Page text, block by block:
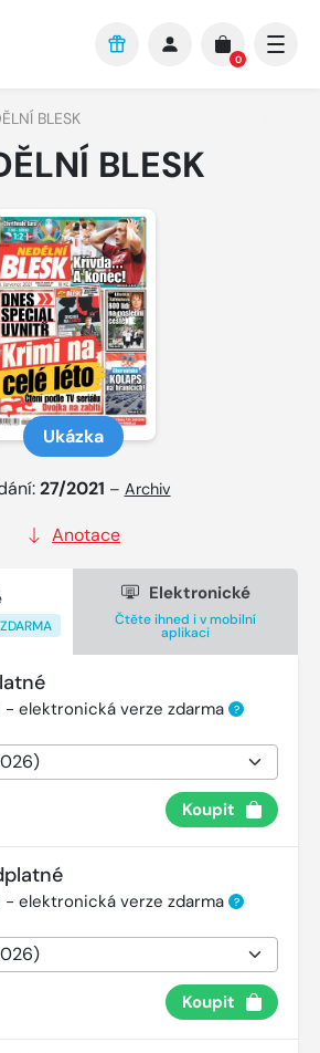
0
BLESK
BLESK
Ukázka
27/2021 – Archiv
Anotace
Elektronické
Čtěte ihned i v mobilní
aplikaci
- elektronická verze zdarma ?
Koupit
- elektronická verze zdarma ?
Koupit